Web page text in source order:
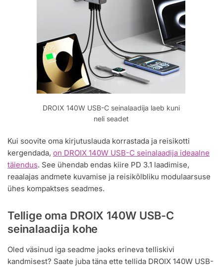
DROIX 140W USB-C seinalaadija laeb kuni
neli seadet
Kui soovite oma kirjutuslauda korrastada ja reisikotti
kergendada, on DROIX 140W USB-C seinalaadija ideaalne
täiendus. See ühendab endas kiire PD 3.1 laadimise,
reaalajas andmete kuvamise ja reisikõlbliku modulaarsuse
ühes kompaktses seadmes.
Tellige oma DROIX 140W USB-C
seinalaadija kohe
Oled väsinud iga seadme jaoks erineva telliskivi
kandmisest? Saate juba täna ette tellida DROIX 140W USB-